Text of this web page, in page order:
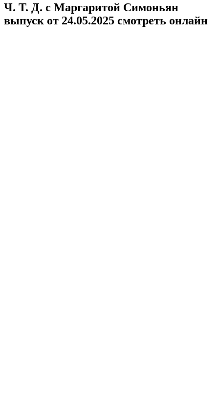
Ч. Т. Д. с Маргаритой Симоньян
выпуск от 24.05.2025 смотреть онлайн